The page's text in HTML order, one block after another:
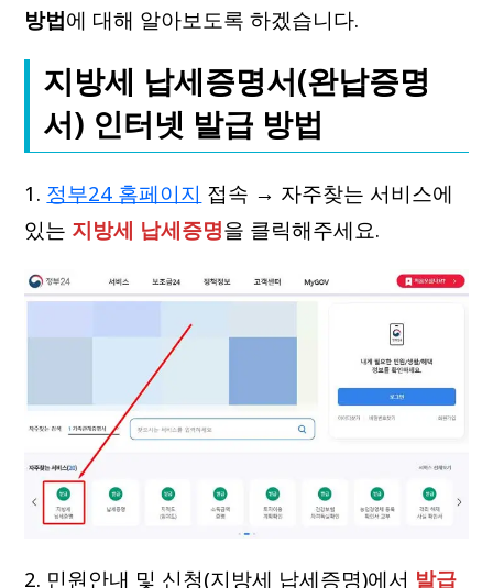
방법에 대해 알아보도록 하겠습니다.
지방세 납세증명서(완납증명
서) 인터넷 발급 방법
1. 정부24 홈페이지 접속 → 자주찾는 서비스에
있는 지방세 납세증명을 클릭해주세요.
2. 민원안내 및 신청(지방세 납세증명)에서 발급